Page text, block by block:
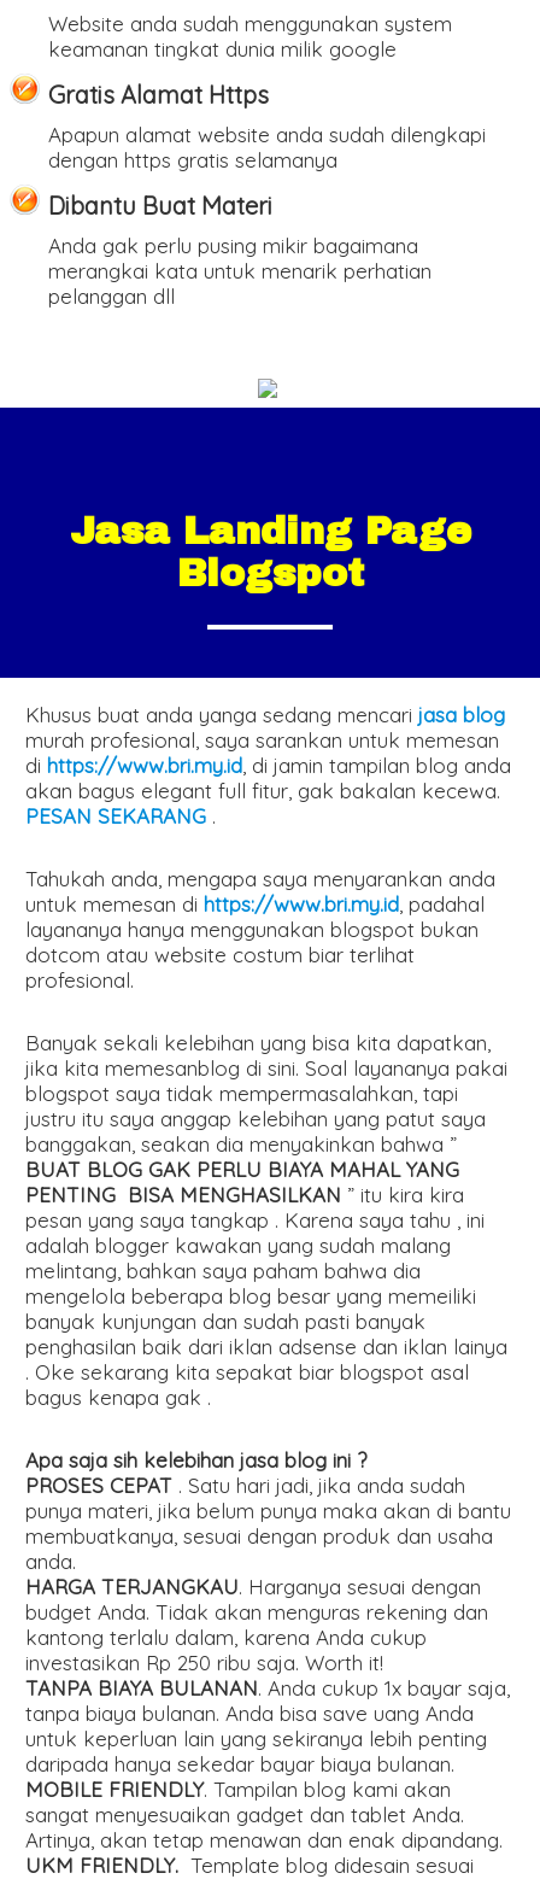
Website anda sudah menggunakan system
keamanan tingkat dunia milik google
Gratis Alamat Https
Apapun alamat website anda sudah dilengkapi
dengan https gratis selamanya
Dibantu Buat Materi
Anda gak perlu pusing mikir bagaimana
merangkai kata untuk menarik perhatian
pelanggan dll
Jasa Landing Page
Blogspot
Khusus buat anda yanga sedang mencarijasa blog
murah profesional, saya sarankan untuk memesan
dihttps://www.bri.my.id , di jamin tampilan blog anda
akan bagus elegant full fitur, gak bakalan kecewa.
PESAN SEKARANG .
Tahukah anda, mengapa saya menyarankan anda
untuk memesan dihttps://www.bri.my.id , padahal
layananya hanya menggunakan blogspot bukan
dotcom atau website costum biar terlihat
profesional.
Banyak sekali kelebihan yang bisa kita dapatkan,
jika kita memesanblog di sini. Soal layananya pakai
blogspot saya tidak mempermasalahkan, tapi
justru itu saya anggap kelebihan yang patut saya
banggakan, seakan dia menyakinkan bahwa ”
BUAT BLOG GAK PERLU BIAYA MAHAL YANG
PENTING BISA MENGHASILKAN ” itu kira kira
pesan yang saya tangkap . Karena saya tahu , ini
adalah blogger kawakan yang sudah malang
melintang, bahkan saya paham bahwa dia
mengelola beberapa blog besar yang memeiliki
banyak kunjungan dan sudah pasti banyak
penghasilan baik dari iklan adsense dan iklan lainya
. Oke sekarang kita sepakat biar blogspot asal
bagus kenapa gak .
Apa saja sih kelebihan jasa blog ini ?
PROSES CEPAT . Satu hari jadi, jika anda sudah
punya materi, jika belum punya maka akan di bantu
membuatkanya, sesuai dengan produk dan usaha
anda.
HARGA TERJANGKAU. Harganya sesuai dengan
budget Anda. Tidak akan menguras rekening dan
kantong terlalu dalam, karena Anda cukup
investasikan Rp 250 ribu saja. Worth it!
TANPA BIAYA BULANAN. Anda cukup 1x bayar saja,
tanpa biaya bulanan. Anda bisa save uang Anda
untuk keperluan lain yang sekiranya lebih penting
daripada hanya sekedar bayar biaya bulanan.
MOBILE FRIENDLY. Tampilan blog kami akan
sangat menyesuaikan gadget dan tablet Anda.
Artinya, akan tetap menawan dan enak dipandang.
UKM FRIENDLY. Template blog didesain sesuai